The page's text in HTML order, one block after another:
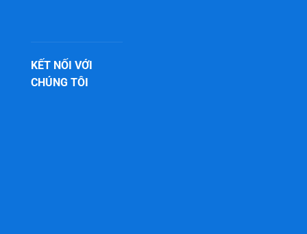
KẾT NỐI VỚI
CHÚNG TÔI